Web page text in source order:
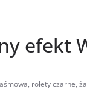
efekt
, rolety czarne,